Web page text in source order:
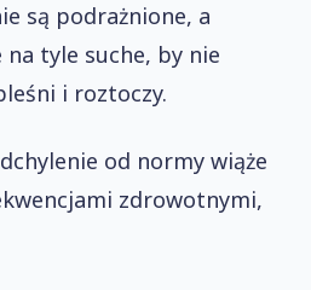
są podrażnione, a
tyle suche, by nie
i roztoczy.
od normy wiąże
zdrowotnymi,